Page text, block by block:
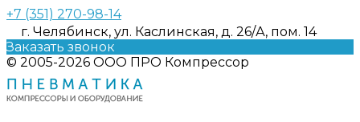
+7 (351) 270-98-14
г. Челябинск, ул. Каслинская, д. 26/А, пом. 14
Заказать звонок
© 2005-2026 ООО ПРО Компрессор